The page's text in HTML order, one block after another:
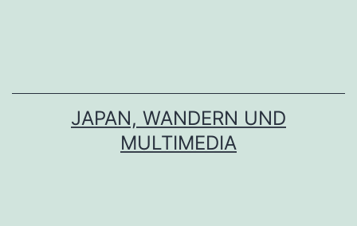
JAPAN, WANDERN UND
MULTIMEDIA